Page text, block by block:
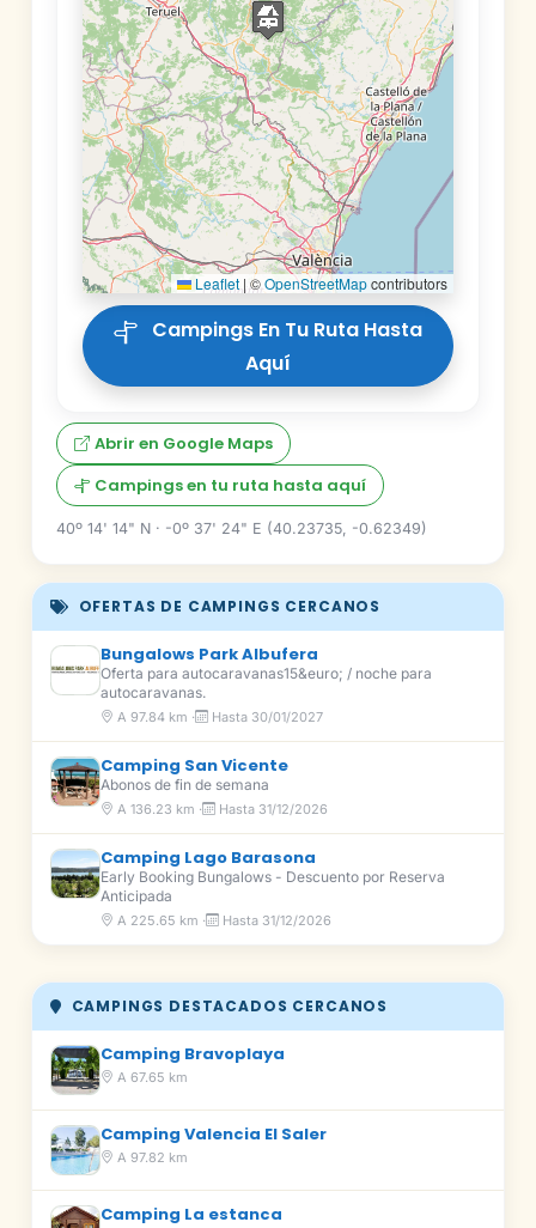
Leaflet | ©OpenStreetMapcontributors
Aquí
Abrir en Google Maps
Campings en tu ruta hasta aquí
40º 14' 14" N · -0º 37' 24" E (40.23735, -0.62349)
OFERTAS DE CAMPINGS CERCANOS
Bungalows Park Albufera
Oferta para autocaravanas15&euro; / noche para
autocaravanas.
A 97.84 km · Hasta 30/01/2027
Camping San Vicente
Abonos de fin de semana
A 136.23 km · Hasta 31/12/2026
Camping Lago Barasona
Early Booking Bungalows - Descuento por Reserva
Anticipada
A 225.65 km · Hasta 31/12/2026
CAMPINGS DESTACADOS CERCANOS
Camping Bravoplaya
A 67.65 km
Camping Valencia El Saler
A 97.82 km
Camping La estanca